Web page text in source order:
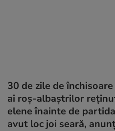
30 de zile de
ai roș-albaștrilor
elene înainte de
avut loc joi seară,